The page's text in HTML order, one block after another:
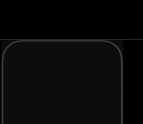
का इस्तेमाल करें।